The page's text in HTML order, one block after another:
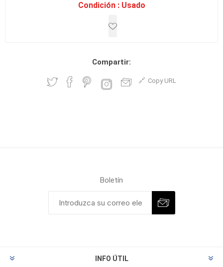
Condición : Usado
Compartir:
Copy URL
Boletín
INFO ÚTIL